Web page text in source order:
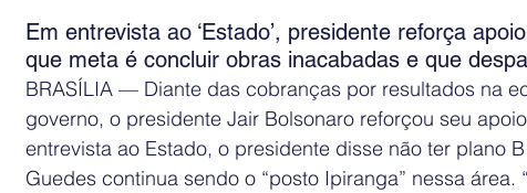
Em entrevista ao ‘Estado’, presidente reforça
que meta é concluir obras inacabadas e que
BRASÍLIA — Diante das cobranças por resultados na
governo, o presidente Jair Bolsonaro reforçou seu
entrevista ao Estado, o presidente disse não ter plano
Guedes continua sendo o “posto Ipiranga” nessa área.